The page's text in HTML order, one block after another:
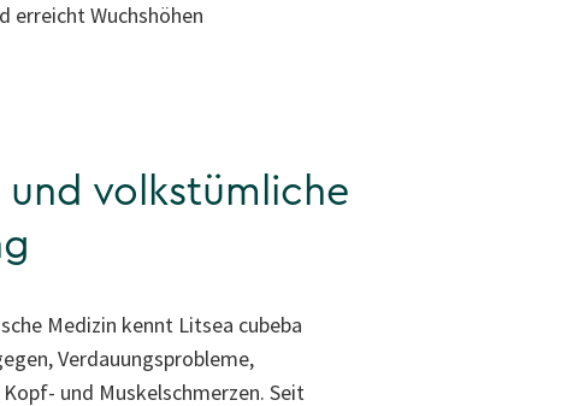
erreicht Wuchshöhen
und volkstümliche
Medizin kennt Litsea cubeba
Verdauungsprobleme,
und Muskelschmerzen. Seit